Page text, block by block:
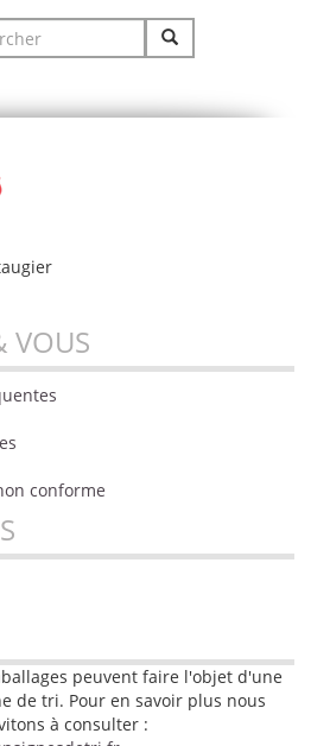
Search
for:
VOUS
conforme
peuvent faire l'objet d'une
de tri. Pour en savoir plus nous
à consulter :